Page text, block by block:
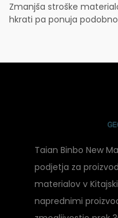
Zmanjša stroške
hkrati pa ponuja
Taian Binbo New
podjetja za
materialov v
naprednimi